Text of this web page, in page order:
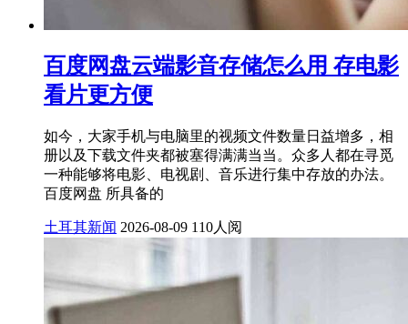
百度网盘云端影音存储怎么用 存电影
看片更方便
如今，大家手机与电脑里的视频文件数量日益增多，相
册以及下载文件夹都被塞得满满当当。众多人都在寻觅
一种能够将电影、电视剧、音乐进行集中存放的办法。
百度网盘 所具备的
土耳其新闻 2026-08-09 110人阅